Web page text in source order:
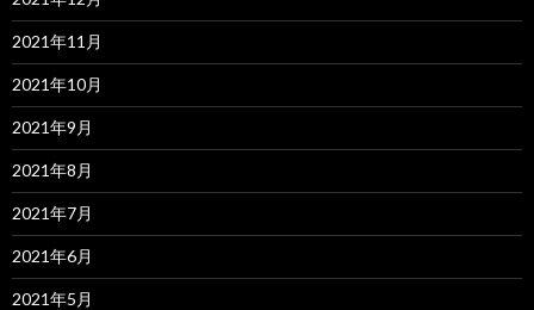
2021年11月
2021年10月
2021年9月
2021年8月
2021年7月
2021年6月
2021年5月